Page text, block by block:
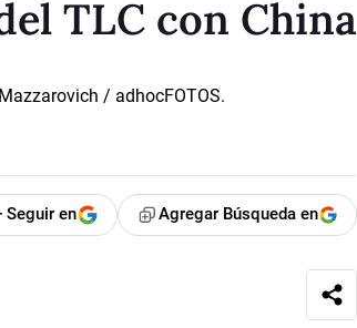
TLC con China
Seguir en Agregar Búsqueda en